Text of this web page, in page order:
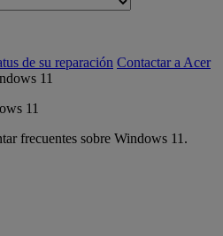
de su reparación Contactar a Acer
11
frecuentes sobre Windows 11.